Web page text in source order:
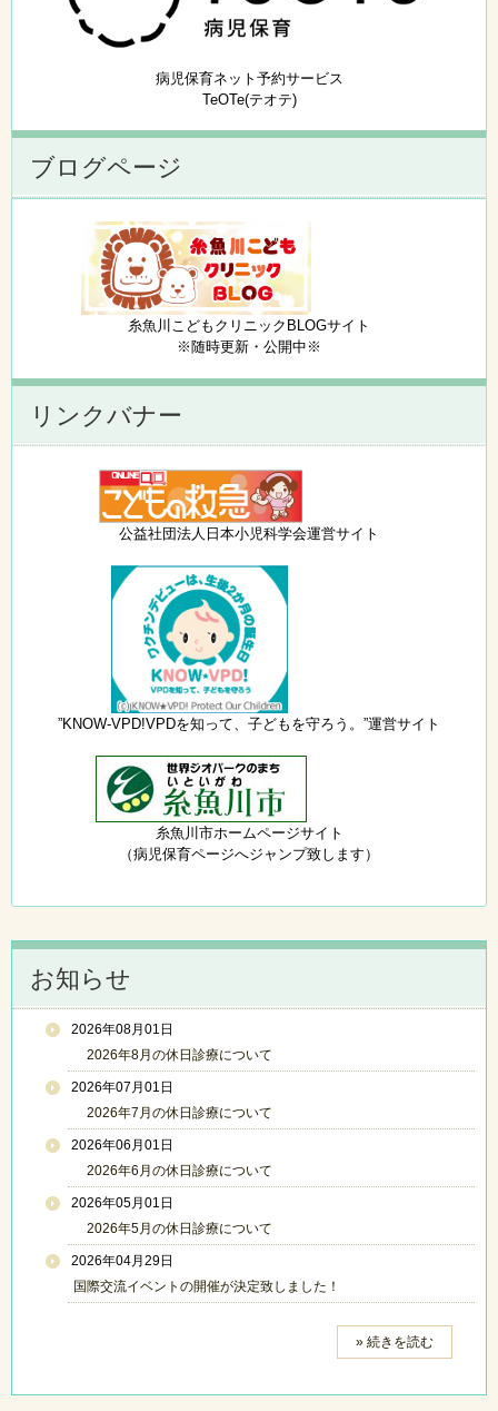
病児保育ネット予約サービス
TeOTe(テオテ)
ブログページ
糸魚川こどもクリニックBLOGサイト
※随時更新・公開中※
リンクバナー
公益社団法人日本小児科学会運営サイト
”KNOW-VPD!VPDを知って、子どもを守ろう。”運営サイト
糸魚川市ホームページサイト
（病児保育ページへジャンプ致します）
お知らせ
2026年08月01日
2026年8月の休日診療について
2026年07月01日
2026年7月の休日診療について
2026年06月01日
2026年6月の休日診療について
2026年05月01日
2026年5月の休日診療について
2026年04月29日
国際交流イベントの開催が決定致しました！
» 続きを読む